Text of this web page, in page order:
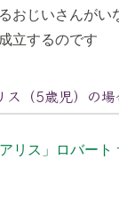
おじいさんがい
立するのです
ス（5歳児）の場
リス」ロバート